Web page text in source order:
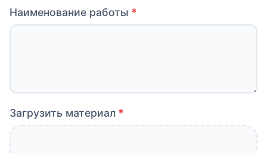
Наименование работы
Загрузить материал